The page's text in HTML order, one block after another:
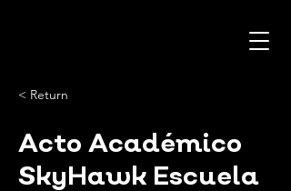
< Return
Acto Académico
SkyHawk Escuela